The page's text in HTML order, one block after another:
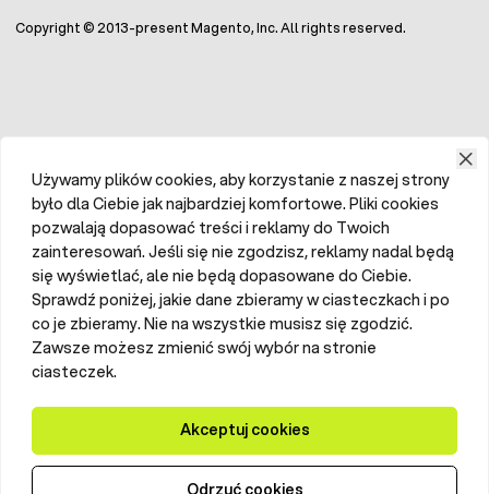
Copyright © 2013-present Magento, Inc. All rights reserved.
Używamy plików cookies, aby korzystanie z naszej strony
było dla Ciebie jak najbardziej komfortowe. Pliki cookies
pozwalają dopasować treści i reklamy do Twoich
zainteresowań. Jeśli się nie zgodzisz, reklamy nadal będą
się wyświetlać, ale nie będą dopasowane do Ciebie.
Sprawdź poniżej, jakie dane zbieramy w ciasteczkach i po
co je zbieramy. Nie na wszystkie musisz się zgodzić.
Zawsze możesz zmienić swój wybór na stronie
ciasteczek.
Akceptuj cookies
Odrzuć cookies